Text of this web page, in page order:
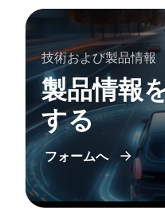
技術および製品情報
製品情報
する
フォームへ